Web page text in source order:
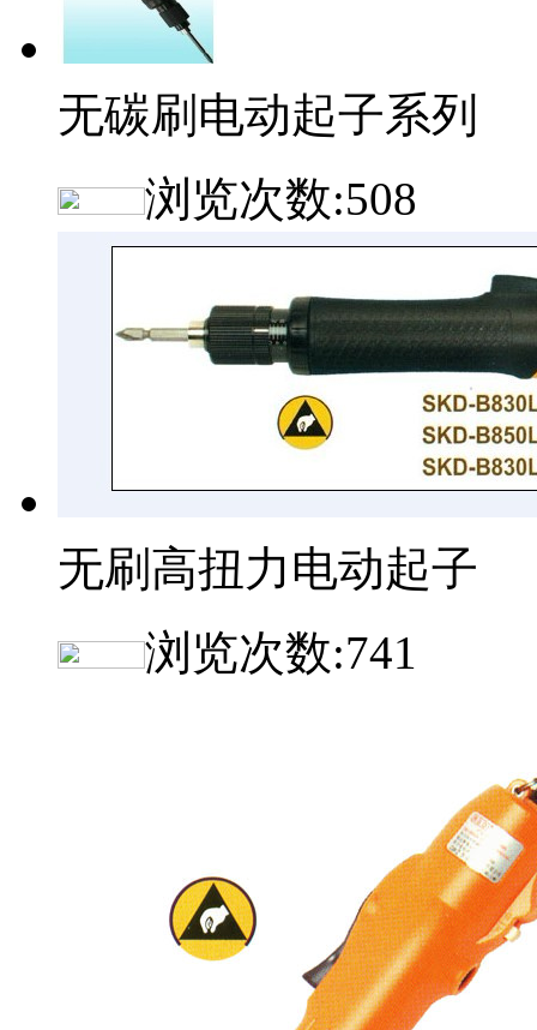
无碳刷电动起子系列
浏览次数:508
无刷高扭力电动起子
浏览次数:741